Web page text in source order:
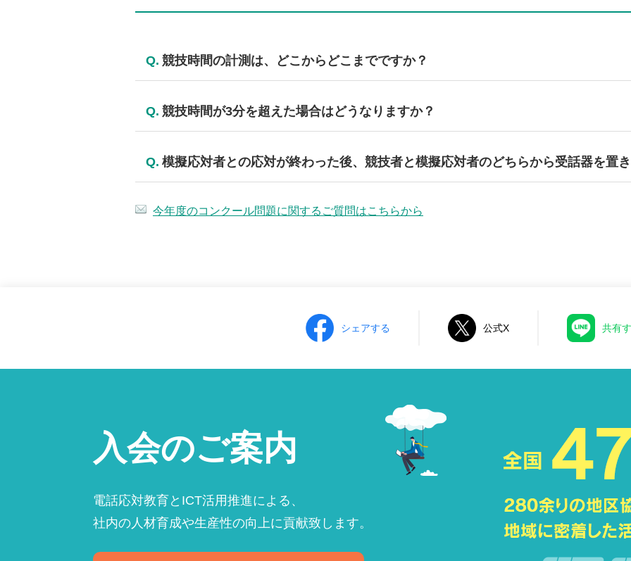
Q. 競技時間の計測は、どこからどこまでですか？
Q. 競技時間が3分を超えた場合はどうなりますか？
Q. 模擬応対者との応対が終わった後、競技者と模擬応対者のどちらから受話器を置
通常の電話応対ではお客様から通話を切るのが一般的ですが、本競技での電話応対は、公平な審査の
今年度のコンクール問題に関するご質問はこちらから
シェアする 公式X 共有
入会のご案内
電話応対教育とICT活用推進による、
社内の人材育成や生産性の向上に貢献致します。